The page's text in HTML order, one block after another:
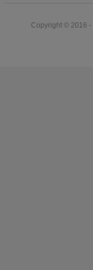
Copyright © 2016